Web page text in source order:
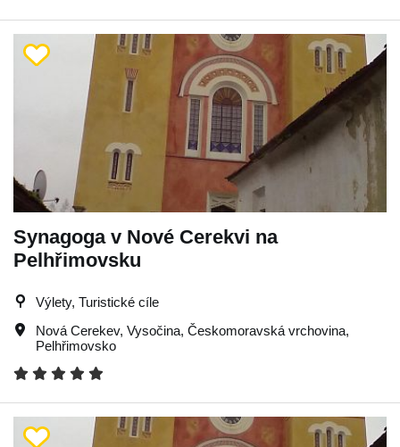
Synagoga v Nové Cerekvi na
Pelhřimovsku
Výlety, Turistické cíle
Nová Cerekev, Vysočina, Českomoravská vrchovina,
Pelhřimovsko